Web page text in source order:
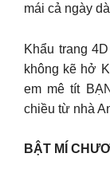
mái cả ngày
Khẩu trang
không kẽ hở
em mê tít
chiều từ nhà
BẬT MÍ